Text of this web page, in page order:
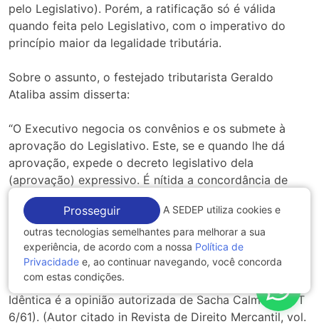
pelo Legislativo). Porém, a ratificação só é válida
quando feita pelo Legislativo, com o imperativo do
princípio maior da legalidade tributária.
Sobre o assunto, o festejado tributarista Geraldo
Ataliba assim disserta:
“O Executivo negocia os convênios e os submete à
aprovação do Legislativo. Este, se e quando lhe dá
aprovação, expede o decreto legislativo dela
(aprovação) expressivo. É nítida a concordância de
Souto Maior Borges com esta inteligência: O art. 23, §
6º da EC 1/69, não autoriza a concessão ou revogação
da isenção do ICM senão pela via dos convênios. Essa
afirmação todavia não exclui, na hipótese, a eficácia do
princípio da legalidade, porque o convênio está sujeito
a ratificação.” (Lei Complementar Tributária, p. 168).
Idêntica é a opinião autorizada de Sacha Calmon (RDT
6/61). (Autor citado in Revista de Direito Mercantil, vol.
Prosseguir
A SEDEP utiliza cookies e
outras tecnologias semelhantes para melhorar a sua
experiência, de acordo com a nossa Política de
Privacidade e, ao continuar navegando, você concorda
com estas condições.